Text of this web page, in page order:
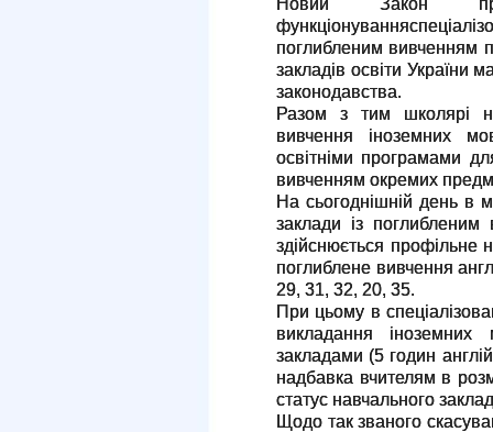
поглибленим вивченням
закладів освіти України
законодавства.
Разом з тим школярі
вивчення іноземних
освітніми програмами
вивченням окремих
На сьогоднішній день в
заклади із
здійснюється профільне
поглиблене вивчення
29, 31, 32, 20, 35.
При цьому в
викладання
закладами (5 годин
надбавка вчителям в
статус навчального
Щодо так званого